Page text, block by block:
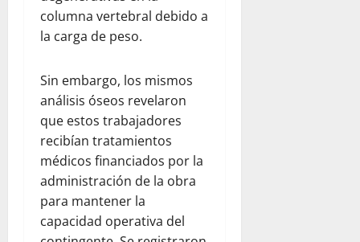
columna vertebral debido a
la carga de peso.
Sin embargo, los mismos
análisis óseos revelaron
que estos trabajadores
recibían tratamientos
médicos financiados por la
administración de la obra
para mantener la
capacidad operativa del